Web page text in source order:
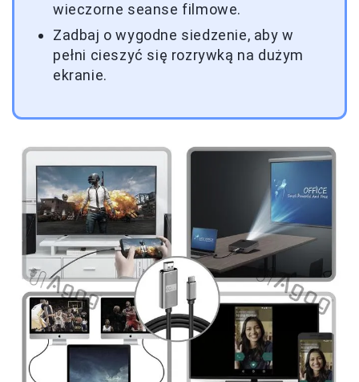
wieczorne seanse filmowe.
Zadbaj o wygodne siedzenie, aby w
pełni cieszyć się rozrywką na dużym
ekranie.